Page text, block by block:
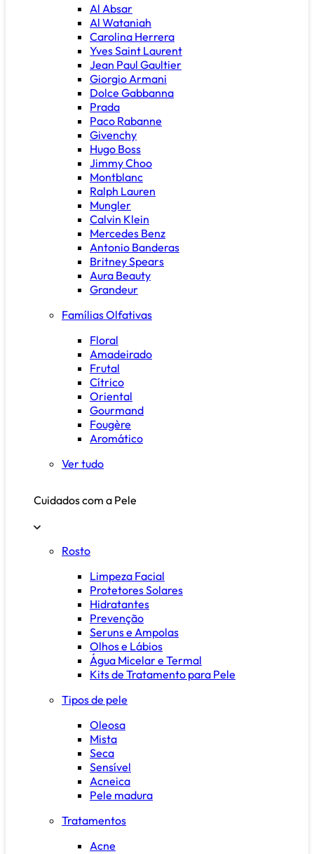
Al Absar
Al Wataniah
Carolina Herrera
Yves Saint Laurent
Jean Paul Gaultier
Giorgio Armani
Dolce Gabbanna
Prada
Paco Rabanne
Givenchy
Hugo Boss
Jimmy Choo
Montblanc
Ralph Lauren
Mungler
Calvin Klein
Mercedes Benz
Antonio Banderas
Britney Spears
Aura Beauty
Grandeur
Famílias Olfativas
Floral
Amadeirado
Frutal
Cítrico
Oriental
Gourmand
Fougère
Aromático
Ver tudo
Cuidados com a Pele
Rosto
Limpeza Facial
Protetores Solares
Hidratantes
Prevenção
Seruns e Ampolas
Olhos e Lábios
Água Micelar e Termal
Kits de Tratamento para Pele
Tipos de pele
Oleosa
Mista
Seca
Sensível
Acneica
Pele madura
Tratamentos
Acne